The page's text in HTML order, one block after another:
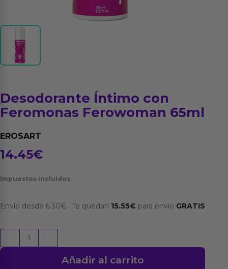
Desodorante Íntimo con
Feromonas Ferowoman 65ml
EROSART
14.45€
Impuestos incluídos
Envío desde 6.30€ · Te quedan 15.55€ para envío GRATIS
Desodorante
Íntimo
Añadir al carrito